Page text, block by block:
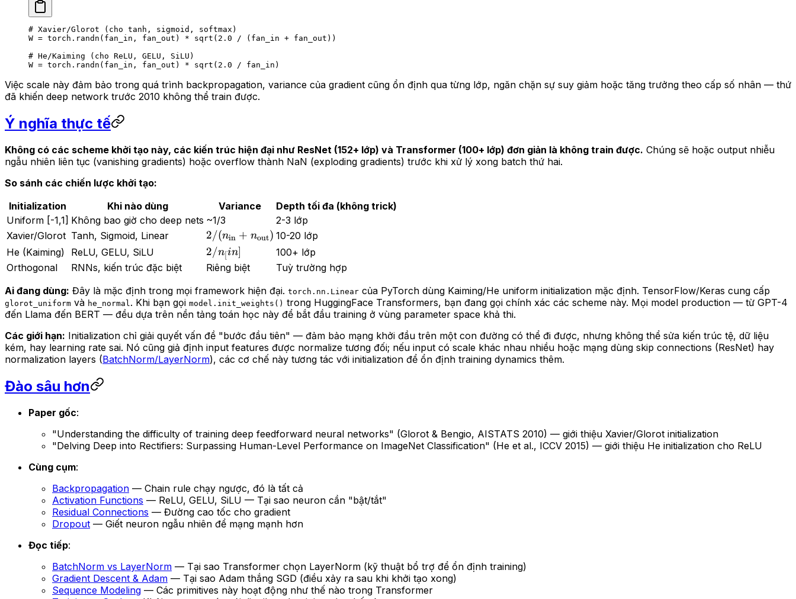
# Xavier/Glorot (cho tanh, sigmoid, softmax)
W = torch.randn(fan_in, fan_out) * sqrt( 2.0 / (fan_in + fan_out))
# He/Kaiming (cho ReLU, GELU, SiLU)
W = torch.randn(fan_in, fan_out) * sqrt( 2.0 / fan_in)
Việc scale này đảm bảo trong quá trình backpropagation, variance của gradient cũng ổn định qua từng lớp, ngăn chặn sự suy giảm hoặc tăng trưởng theo cấp số nhân — thứ
đã khiến deep network trước 2010 không thể train được.
Ý nghĩa thực tế
Không có các scheme khởi tạo này, các kiến trúc hiện đại như ResNet (152+ lớp) và Transformer (100+ lớp) đơn giản là không train được. Chúng sẽ hoặc output nhiễu
ngẫu nhiên liên tục (vanishing gradients) hoặc overflow thành NaN (exploding gradients) trước khi xử lý xong batch thứ hai.
So sánh các chiến lược khởi tạo:
Initialization
Khi nào dùng Variance
Depth tối đa (không trick)
Uniform [-1,1] Không bao giờ cho deep nets ~1/3
2-3 lớp
Xavier/Glorot Tanh, Sigmoid, Linear
2/(n_\text{in}
+
n_\text{out})
2/(nin + nout) 10-20 lớp
He (Kaiming)
ReLU, GELU, SiLU 2/n_\text[in]
2/n[in]
100+ lớp
Orthogonal
RNNs, kiến trúc đặc biệt Riêng biệt
Tuỳ trường hợp
Ai đang dùng: Đây là mặc định trong mọi framework hiện đại. torch.nn.Linear của PyTorch dùng Kaiming/He uniform initialization mặc định. TensorFlow/Keras cung cấp
glorot_uniform và he_normal. Khi bạn gọi model.init_weights() trong HuggingFace Transformers, bạn đang gọi chính xác các scheme này. Mọi model production — từ GPT-4
đến Llama đến BERT — đều dựa trên nền tảng toán học này để bắt đầu training ở vùng parameter space khả thi.
Các giới hạn: Initialization chỉ giải quyết vấn đề "bước đầu tiên" — đảm bảo mạng khởi đầu trên một con đường có thể đi được, nhưng không thể sửa kiến trúc tệ, dữ liệu
kém, hay learning rate sai. Nó cũng giả định input features được normalize tương đối; nếu input có scale khác nhau nhiều hoặc mạng dùng skip connections (ResNet) hay
normalization layers (BatchNorm/LayerNorm), các cơ chế này tương tác với initialization để ổn định training dynamics thêm.
Đào sâu hơn
Paper gốc:
"Understanding the difficulty of training deep feedforward neural networks" (Glorot & Bengio, AISTATS 2010) — giới thiệu Xavier/Glorot initialization
"Delving Deep into Rectifiers: Surpassing Human-Level Performance on ImageNet Classification" (He et al., ICCV 2015) — giới thiệu He initialization cho ReLU
Cùng cụm:
Backpropagation — Chain rule chạy ngược, đó là tất cả
Activation Functions — ReLU, GELU, SiLU — Tại sao neuron cần "bật/tắt"
Residual Connections — Đường cao tốc cho gradient
Dropout — Giết neuron ngẫu nhiên để mạng mạnh hơn
Đọc tiếp:
BatchNorm vs LayerNorm — Tại sao Transformer chọn LayerNorm (kỹ thuật bổ trợ để ổn định training)
Gradient Descent & Adam — Tại sao Adam thắng SGD (điều xảy ra sau khi khởi tạo xong)
Sequence Modeling — Các primitives này hoạt động như thế nào trong Transformer